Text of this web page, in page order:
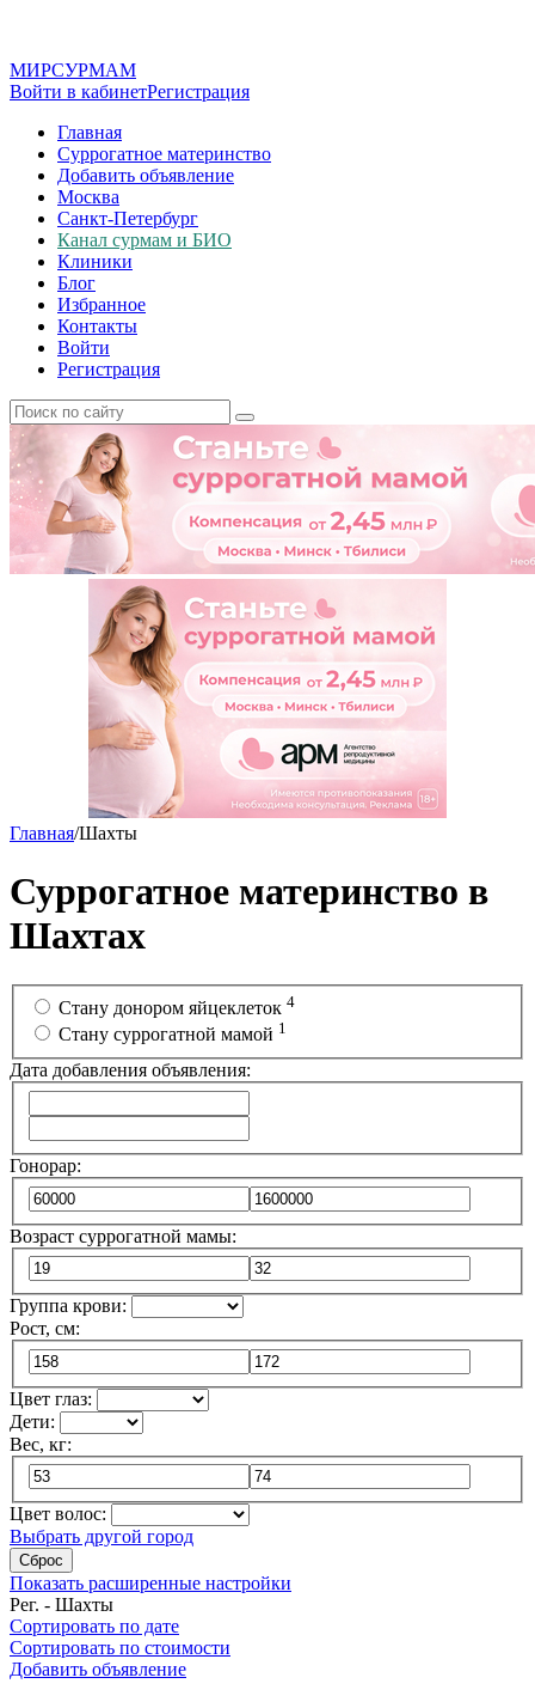
МИРСУРМАМ
Войти в кабинетРегистрация
Главная
Суррогатное материнство
Добавить объявление
Москва
Санкт-Петербург
Канал сурмам и БИО
Клиники
Блог
Избранное
Контакты
Войти
Регистрация
Главная/Шахты
Суррогатное материнство в
Шахтах
Стану донором яйцеклеток 4
Cтану суррогатной мамой 1
Дата добавления объявления:
Гонорар:
Возраст суррогатной мамы:
Группа крови:
Рост, см:
Цвет глаз:
Дети:
Вес, кг:
Цвет волос:
Выбрать другой город
Сброс
Показать расширенные настройки
Рег. - Шахты
Сортировать по дате
Сортировать по стоимости
Добавить объявление